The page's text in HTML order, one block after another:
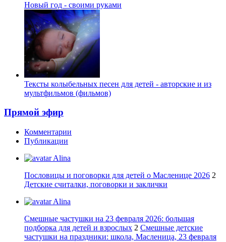
Новый год - своими руками
Тексты колыбельных песен для детей - авторские и из
мультфильмов (фильмов)
Прямой эфир
Комментарии
Публикации
Alina
Пословицы и поговорки для детей о Масленице 2026 2
Детские считалки, поговорки и заклички
Alina
Смешные частушки на 23 февраля 2026: большая
подборка для детей и взрослых 2 Смешные детские
частушки на праздники: школа, Масленица, 23 февраля